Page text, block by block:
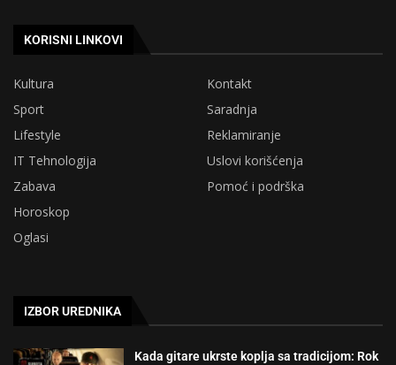
KORISNI LINKOVI
Kultura
Kontakt
Sport
Saradnja
Lifestyle
Reklamiranje
IT Tehnologija
Uslovi korišćenja
Zabava
Pomoć i podrška
Horoskop
Oglasi
IZBOR UREDNIKA
Kada gitare ukrste koplja sa tradicijom: Rok